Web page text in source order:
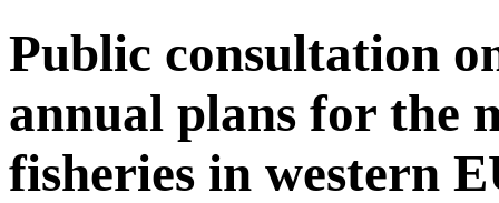
Public consultation
annual plans for the
fisheries in western